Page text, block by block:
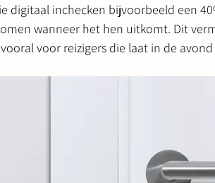
digitaal inchecken bijvoorbeeld een
wanneer het hen uitkomt. Dit
voor reizigers die laat in de